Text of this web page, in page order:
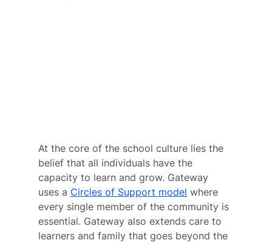
At the core of the school culture lies the
belief that all individuals have the
capacity to learn and grow. Gateway
uses a Circles of Support model where
every single member of the community is
essential. Gateway also extends care to
learners and family that goes beyond the